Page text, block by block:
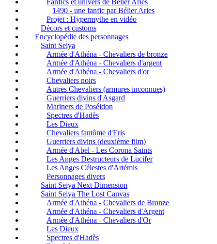
1490 - une fanfic par Bélier Aries
Projet : Hypermythe en vidéo
Décors et customs
Encyclopédie des personnages
Saint Seiya
Armée d'Athéna - Chevaliers de bronze
Armée d'Athéna - Chevaliers d'argent
Armée d'Athéna - Chevaliers d'or
Chevaliers noirs
Autres Chevaliers (armures inconnues)
Guerriers divins d'Asgard
Mariners de Poséidon
Spectres d'Hadès
Les Dieux
Chevaliers fantôme d'Eris
Guerriers divins (deuxième film)
Armée d'Abel - Les Corona Saints
Les Anges Destructeurs de Lucifer
Les Anges Célestes d'Artémis
Personnages divers
Saint Seiya Next Dimension
Saint Seiya The Lost Canvas
Armée d'Athéna - Chevaliers de Bronze
Armée d'Athéna - Chevaliers d'Argent
Armée d'Athéna - Chevaliers d'Or
Les Dieux
Spectres d'Hadès